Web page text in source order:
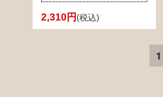
2,310円(税込)
1